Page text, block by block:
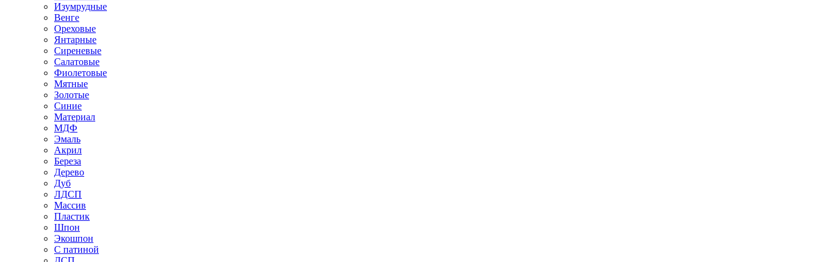
Изумрудные
Венге
Ореховые
Янтарные
Сиреневые
Салатовые
Фиолетовые
Мятные
Золотые
Синие
Материал
МДФ
Эмаль
Акрил
Береза
Дерево
Дуб
ЛДСП
Массив
Пластик
Шпон
Экошпон
С патиной